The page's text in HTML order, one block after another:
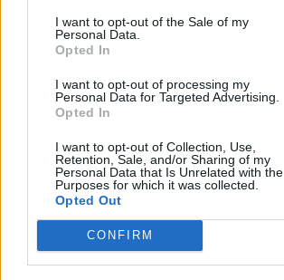
I want to opt-out of the Sale of my
Personal Data.
Opted In
I want to opt-out of processing my
Personal Data for Targeted Advertising.
Opted In
I want to opt-out of Collection, Use,
Retention, Sale, and/or Sharing of my
Personal Data that Is Unrelated with the
Purposes for which it was collected.
Opted Out
CONFIRM
KORRES COLOUR KIT
Related